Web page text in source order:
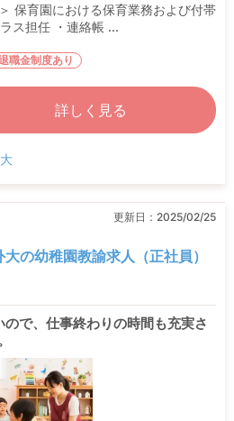
保育園における保育業務および付帯
ス担任 ・連絡帳 ...
職金制度あり
詳しく見る
更新日： 2025/02/25
の幼稚園教諭求人（正社員）
で、仕事終わりの時間も充実さ